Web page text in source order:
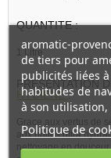
QUANTITE :
1 Litre
PRESENTATION
HYGIÈNE:
Grace aux vertus de
aux huiles ultra
nettoyage en
aromatic-
de tiers pour
publicités liées
habitudes de
à son utilisation,
Politique de